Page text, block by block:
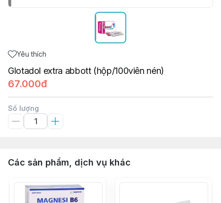
Yêu thích
Glotadol extra abbott (hộp/100viên nén)
67.000đ
Số lượng
Các sản phẩm, dịch vụ khác